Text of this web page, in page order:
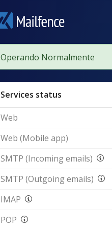
Operando Normalmente
Services status
Web
Web (Mobile app)
SMTP (Incoming emails)
SMTP (Outgoing emails)
IMAP
POP